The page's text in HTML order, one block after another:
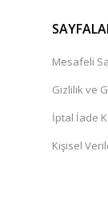
Mesafeli
Gizlilik ve
İptal İade
Kişisel